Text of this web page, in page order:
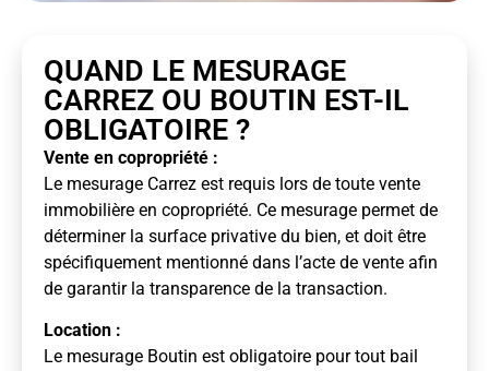
QUAND LE MESURAGE
CARREZ OU BOUTIN EST-IL
OBLIGATOIRE ?
Vente en copropriété :
Le mesurage Carrez est requis lors de toute vente
immobilière en copropriété. Ce mesurage permet de
déterminer la surface privative du bien, et doit être
spécifiquement mentionné dans l’acte de vente afin
de garantir la transparence de la transaction.
Location :
Le mesurage Boutin est obligatoire pour tout bail